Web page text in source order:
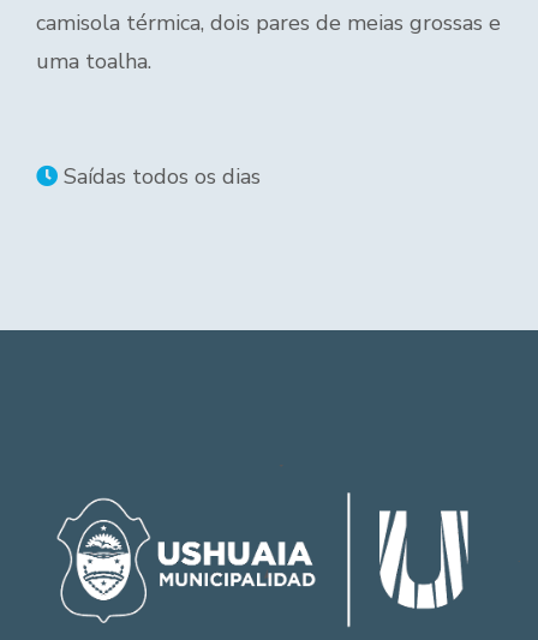
camisola térmica, dois pares de meias grossas e
uma toalha.
Saídas todos os dias